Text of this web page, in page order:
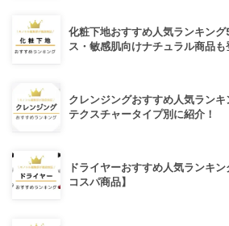
化粧下地おすすめ人気ランキン
ス・敏感肌向けナチュラル商品も
クレンジングおすすめ人気ラン
テクスチャータイプ別に紹介！
ドライヤーおすすめ人気ランキ
コスパ商品】